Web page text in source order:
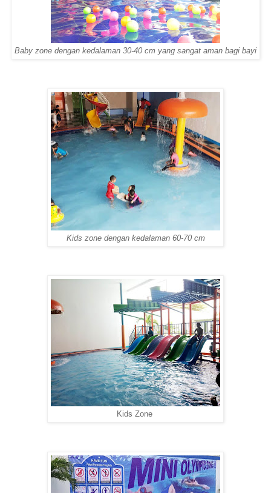
Baby zone dengan kedalaman 30-40 cm yang sangat aman bagi bayi
Kids zone dengan kedalaman 60-70 cm
Kids Zone